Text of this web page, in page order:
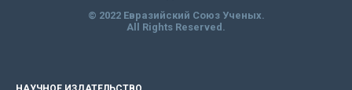
© 2022 Евразийский Союз Ученых.
All Rights Reserved.